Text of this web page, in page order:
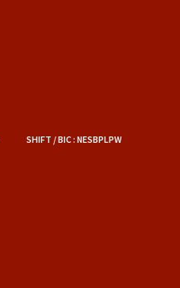
SHIFT / BIC : NESBPLPW